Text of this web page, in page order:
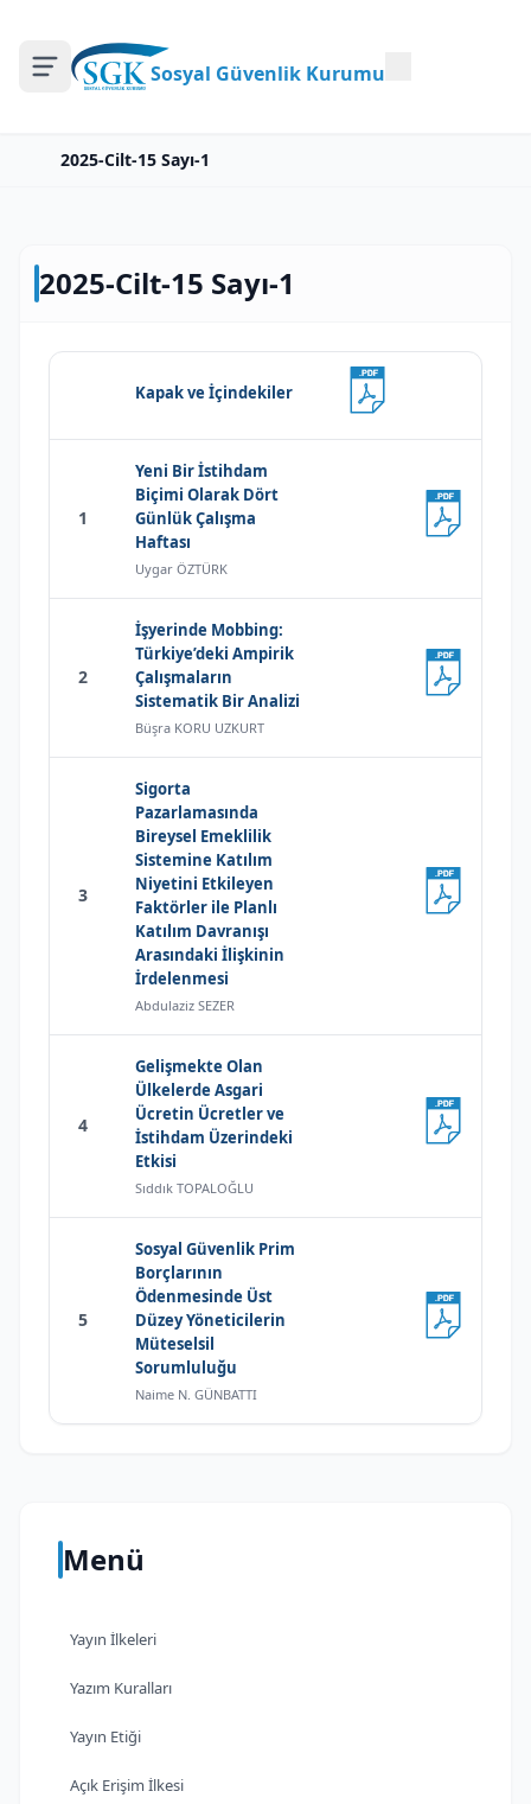
Sosyal Güvenlik Kurumu
2025-Cilt-15 Sayı-1
Menü
Yayın İlkeleri
Yazım Kuralları
Yayın Etiği
Açık Erişim İlkesi
2025-Cilt-15 Sayı-1
Kapak ve İçindekiler
1
Yeni Bir İstihdam
Biçimi Olarak Dört
Günlük Çalışma
Haftası
Uygar ÖZTÜRK
2
İşyerinde Mobbing:
Türkiye’deki Ampirik
Çalışmaların
Sistematik Bir Analizi
Büşra KORU UZKURT
3
Sigorta
Pazarlamasında
Bireysel Emeklilik
Sistemine Katılım
Niyetini Etkileyen
Faktörler ile Planlı
Katılım Davranışı
Arasındaki İlişkinin
İrdelenmesi
Abdulaziz SEZER
4
Gelişmekte Olan
Ülkelerde Asgari
Ücretin Ücretler ve
İstihdam Üzerindeki
Etkisi
Sıddık TOPALOĞLU
5
Sosyal Güvenlik Prim
Borçlarının
Ödenmesinde Üst
Düzey Yöneticilerin
Müteselsil
Sorumluluğu
Naime N. GÜNBATTI